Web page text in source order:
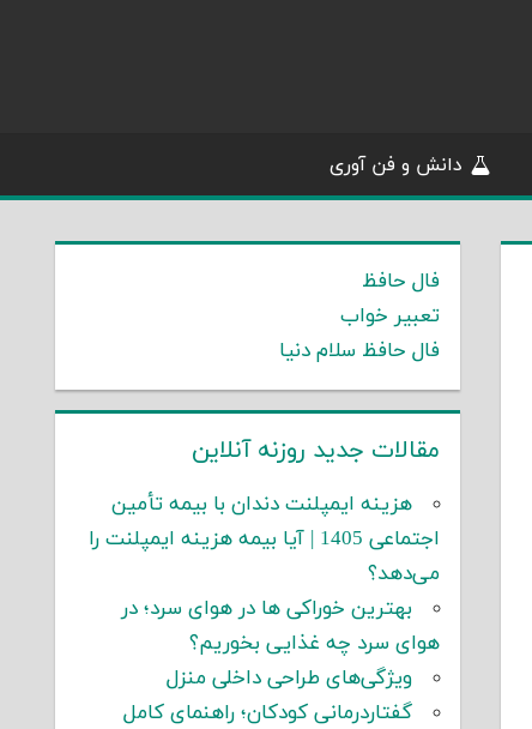
دانش و فن آوری
فال حافظ
تعبیر خواب
فال حافظ سلام دنیا
مقالات جدید روزنه آنلاین
هزینه ایمپلنت دندان با بیمه تأمین
اجتماعی 1405 | آیا بیمه هزینه ایمپلنت را
می‌دهد؟
بهترین خوراکی ها در هوای سرد؛ در
هوای سرد چه غذایی بخوریم؟
ویژگی‌های طراحی داخلی منزل
گفتاردرمانی کودکان؛ راهنمای کامل